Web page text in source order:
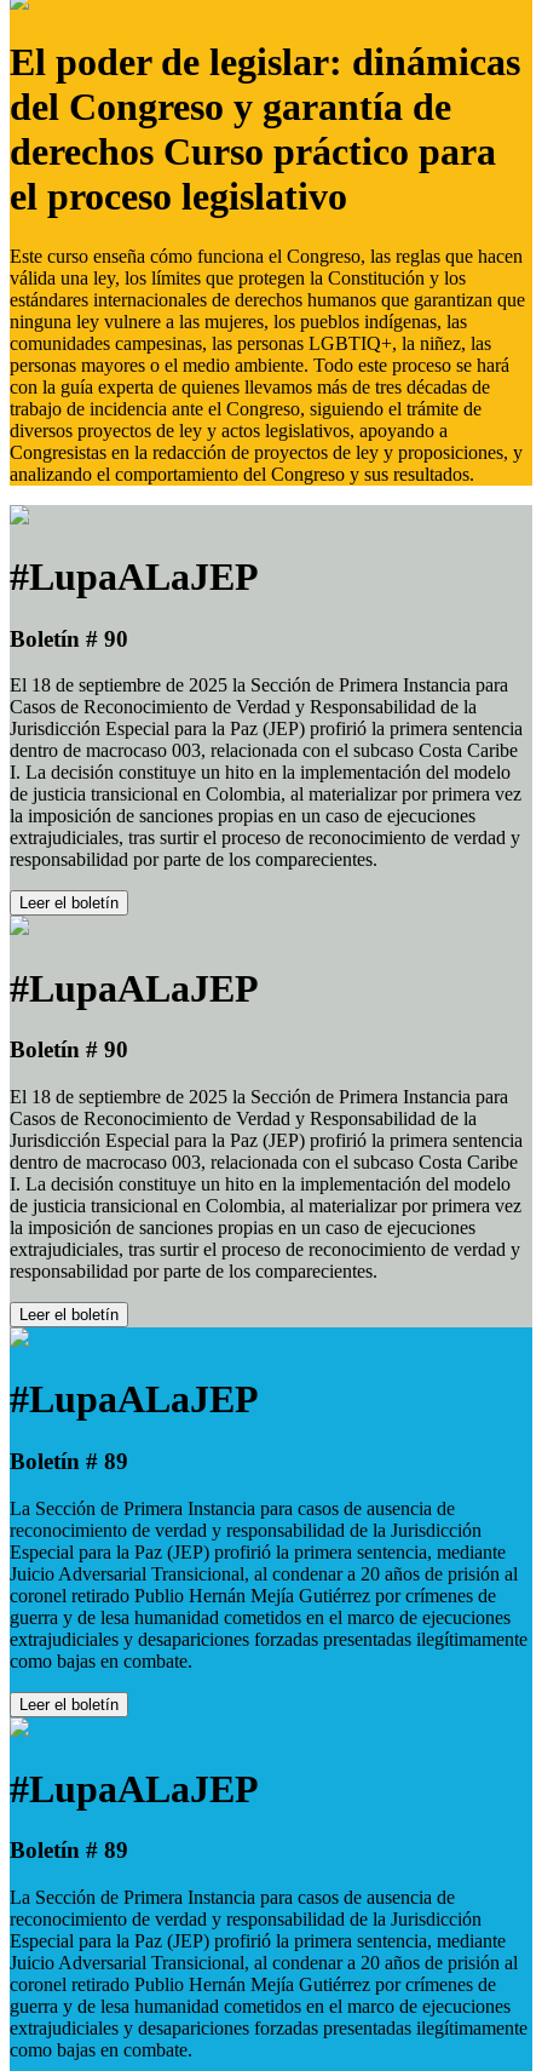
El poder de legislar: dinámicas
del Congreso y garantía de
derechos Curso práctico para
el proceso legislativo
Este curso enseña cómo funciona el Congreso, las reglas que hacen
válida una ley, los límites que protegen la Constitución y los
estándares internacionales de derechos humanos que garantizan que
ninguna ley vulnere a las mujeres, los pueblos indígenas, las
comunidades campesinas, las personas LGBTIQ+, la niñez, las
personas mayores o el medio ambiente. Todo este proceso se hará
con la guía experta de quienes llevamos más de tres décadas de
trabajo de incidencia ante el Congreso, siguiendo el trámite de
diversos proyectos de ley y actos legislativos, apoyando a
Congresistas en la redacción de proyectos de ley y proposiciones, y
analizando el comportamiento del Congreso y sus resultados.
#LupaALaJEP
Boletín # 90
El 18 de septiembre de 2025 la Sección de Primera Instancia para
Casos de Reconocimiento de Verdad y Responsabilidad de la
Jurisdicción Especial para la Paz (JEP) profirió la primera sentencia
dentro de macrocaso 003, relacionada con el subcaso Costa Caribe
I. La decisión constituye un hito en la implementación del modelo
de justicia transicional en Colombia, al materializar por primera vez
la imposición de sanciones propias en un caso de ejecuciones
extrajudiciales, tras surtir el proceso de reconocimiento de verdad y
responsabilidad por parte de los comparecientes.
Leer el boletín
#LupaALaJEP
Boletín # 90
El 18 de septiembre de 2025 la Sección de Primera Instancia para
Casos de Reconocimiento de Verdad y Responsabilidad de la
Jurisdicción Especial para la Paz (JEP) profirió la primera sentencia
dentro de macrocaso 003, relacionada con el subcaso Costa Caribe
I. La decisión constituye un hito en la implementación del modelo
de justicia transicional en Colombia, al materializar por primera vez
la imposición de sanciones propias en un caso de ejecuciones
extrajudiciales, tras surtir el proceso de reconocimiento de verdad y
responsabilidad por parte de los comparecientes.
Leer el boletín
#LupaALaJEP
Boletín # 89
La Sección de Primera Instancia para casos de ausencia de
reconocimiento de verdad y responsabilidad de la Jurisdicción
Especial para la Paz (JEP) profirió la primera sentencia, mediante
Juicio Adversarial Transicional, al condenar a 20 años de prisión al
coronel retirado Publio Hernán Mejía Gutiérrez por crímenes de
guerra y de lesa humanidad cometidos en el marco de ejecuciones
extrajudiciales y desapariciones forzadas presentadas ilegítimamente
como bajas en combate.
Leer el boletín
#LupaALaJEP
Boletín # 89
La Sección de Primera Instancia para casos de ausencia de
reconocimiento de verdad y responsabilidad de la Jurisdicción
Especial para la Paz (JEP) profirió la primera sentencia, mediante
Juicio Adversarial Transicional, al condenar a 20 años de prisión al
coronel retirado Publio Hernán Mejía Gutiérrez por crímenes de
guerra y de lesa humanidad cometidos en el marco de ejecuciones
extrajudiciales y desapariciones forzadas presentadas ilegítimamente
como bajas en combate.